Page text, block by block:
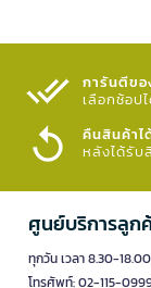
การันตีขอ
เลือกช้อป
คืนสินค้าไ
หลังได้รับ
ศูนย์บริการลูก
ทุกวัน เวลา 8.30-
โทรศัพท์: 02-115-